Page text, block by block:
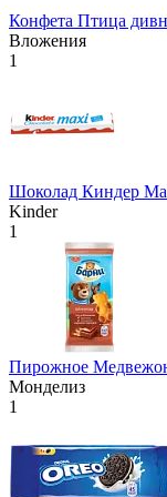
Конфета Птица
Вложения
1
Шоколад Киндер
Kinder
1
Пирожное
Монделиз
1